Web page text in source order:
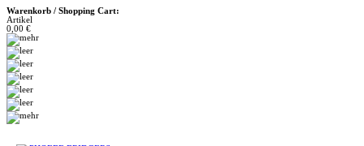
Warenkorb / Shopping Cart:
Artikel
0,00 €